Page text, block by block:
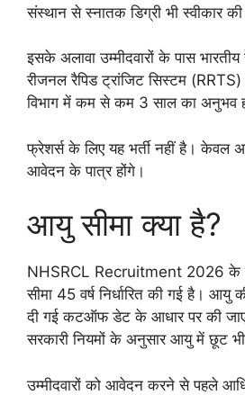
संस्थान से स्नातक डिग्री भी स्वीकार की
इसके अलावा उम्मीदवारों के पास
रीजनल रैपिड ट्रांजिट सिस्टम
विभाग में कम से कम 3 साल का अनुभव
फ्रेशर्स के लिए यह भर्ती नहीं है। केवल
आवेदन के पात्र होंगे।
आयु सीमा क्या है?
NHSRCL Recruitment 2026 के
सीमा 45 वर्ष निर्धारित की गई है। आयु
दी गई कटऑफ डेट के आधार पर की
सरकारी नियमों के अनुसार आयु में छूट
उम्मीदवारों को आवेदन करने से पहले